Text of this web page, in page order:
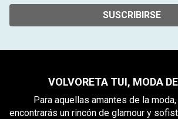
SUSCRIBIRSE
VOLVORETA TUI, MODA
Para aquellas amantes de la
encontrarás un rincón de glamour y